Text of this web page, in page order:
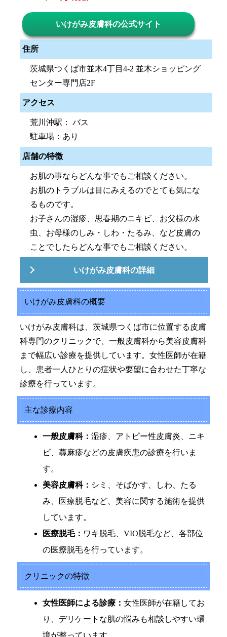
いけがみ皮膚科の公式サイト
住所
茨城県つくば市並木4丁目4-2 並木ショッピング
センター専門店2F
アクセス
荒川沖駅： バス
駐車場：あり
店舗の特徴
お肌の事ならどんな事でもご相談ください。
お肌のトラブルは目にみえるのでとても気にな
るものです。
お子さんの湿疹、思春期のニキビ、お父様の水
虫、お母様のしみ・しわ・たるみ、など皮膚の
ことでしたらどんな事でもご相談ください。
いけがみ皮膚科の詳細
いけがみ皮膚科の概要
いけがみ皮膚科は、茨城県つくば市に位置する皮膚
科専門のクリニックで、一般皮膚科から美容皮膚科
まで幅広い診療を提供しています。女性医師が在籍
し、患者一人ひとりの症状や要望に合わせた丁寧な
診療を行っています。
主な診療内容
一般皮膚科： 湿疹、アトピー性皮膚炎、ニキ
ビ、蕁麻疹などの皮膚疾患の診療を行いま
す。
美容皮膚科： シミ、そばかす、しわ、たる
み、医療脱毛など、美容に関する施術を提供
しています。
医療脱毛： ワキ脱毛、VIO脱毛など、各部位
の医療脱毛を行っています。
クリニックの特徴
女性医師による診療： 女性医師が在籍してお
り、デリケートな肌の悩みも相談しやすい環
境が整っています。